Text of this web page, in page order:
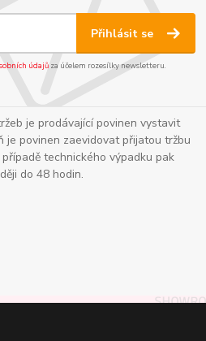
Přihlásit se
údajůza účelem rozesílky newsletteru.
je prodávající povinen vystavit
je povinen zaevidovat přijatou tržbu
technického výpadku pak
do 48 hodin.